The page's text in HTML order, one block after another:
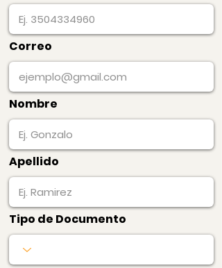
Correo
Nombre
Apellido
Tipo de Documento